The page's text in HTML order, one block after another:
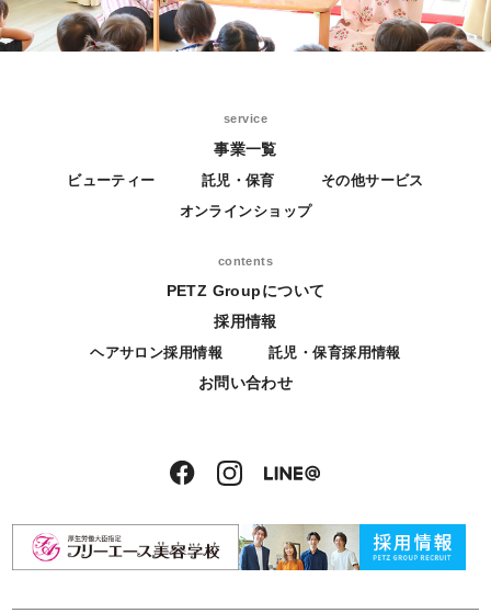
service
事業一覧
ビューティー 託児・保育
その他サービス
オンラインショップ
contents
PETZ Groupについて
採用情報
ヘアサロン採用情報 託児・保育採用情報
お問い合わせ